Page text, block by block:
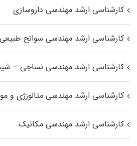
کارشناسی ارشد مهندسی داروسازی
کارشناسی ارشد مهندسی سوانح طبیعی
کارشناسی ارشد مهندسی نساجی –
کارشناسی ارشد مهندسی متالورژی و
کارشناسی ارشد مهندسی مکانیک